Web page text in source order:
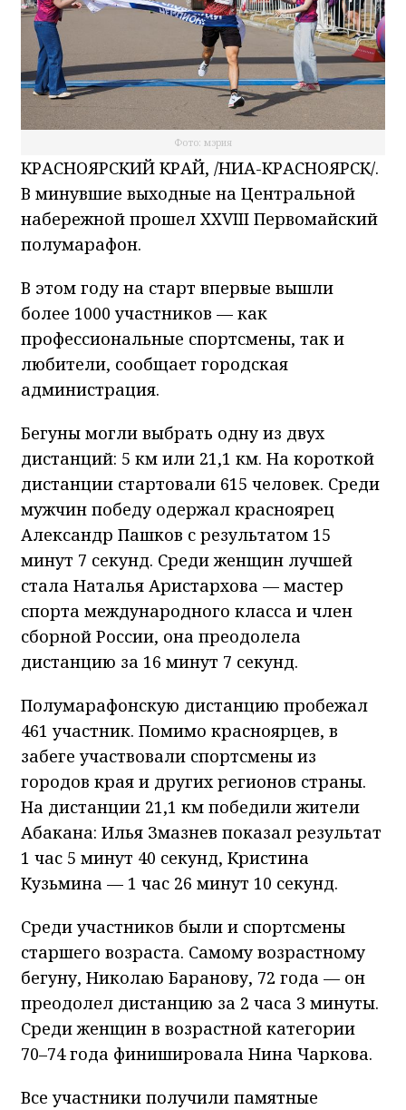
Фото: мэрия
КРАСНОЯРСКИЙ КРАЙ, /НИА-КРАСНОЯРСК/.
В минувшие выходные на Центральной
набережной прошел XXVIII Первомайский
полумарафон.
В этом году на старт впервые вышли
более 1000 участников — как
профессиональные спортсмены, так и
любители, сообщает городская
администрация.
Бегуны могли выбрать одну из двух
дистанций: 5 км или 21,1 км. На короткой
дистанции стартовали 615 человек. Среди
мужчин победу одержал красноярец
Александр Пашков с результатом 15
минут 7 секунд. Среди женщин лучшей
стала Наталья Аристархова — мастер
спорта международного класса и член
сборной России, она преодолела
дистанцию за 16 минут 7 секунд.
Полумарафонскую дистанцию пробежал
461 участник. Помимо красноярцев, в
забеге участвовали спортсмены из
городов края и других регионов страны.
На дистанции 21,1 км победили жители
Абакана: Илья Змазнев показал результат
1 час 5 минут 40 секунд, Кристина
Кузьмина — 1 час 26 минут 10 секунд.
Среди участников были и спортсмены
старшего возраста. Самому возрастному
бегуну, Николаю Баранову, 72 года — он
преодолел дистанцию за 2 часа 3 минуты.
Среди женщин в возрастной категории
70–74 года финишировала Нина Чаркова.
Все участники получили памятные